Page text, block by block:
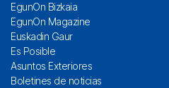
EgunOn Bizkaia
EgunOn Magazine
Euskadin Gaur
Es Posible
Asuntos Exteriores
Boletines de noticias